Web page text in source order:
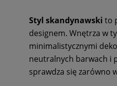
Styl skandynawski to
designem. Wnętrza w
minimalistycznymi
neutralnych barwach i
sprawdza się zarówno